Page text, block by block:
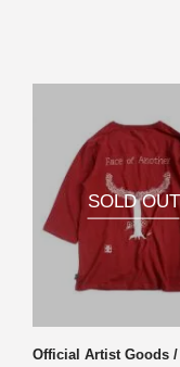
SOLD OUT
Official Artist Goods /